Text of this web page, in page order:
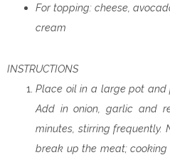
For topping: cheese,
cream
INSTRUCTIONS
Place oil in a large pot and
Add in onion, garlic and
minutes, stirring frequently.
break up the meat;